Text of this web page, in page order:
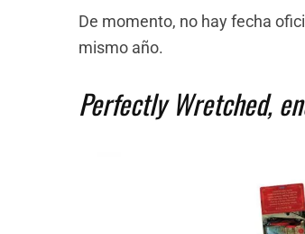
De momento, no hay fecha
mismo año.
Perfectly Wretched,